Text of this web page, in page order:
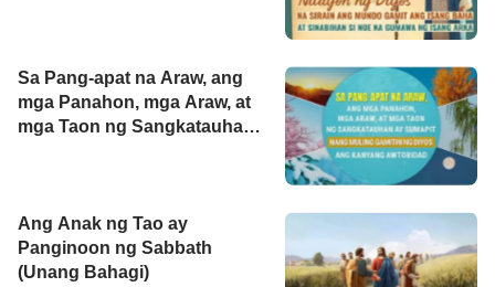
Sa Pang-apat na Araw, ang
mga Panahon, mga Araw, at
mga Taon ng Sangkatauhan
Ang Anak ng Tao ay
Panginoon ng Sabbath
(Unang Bahagi)